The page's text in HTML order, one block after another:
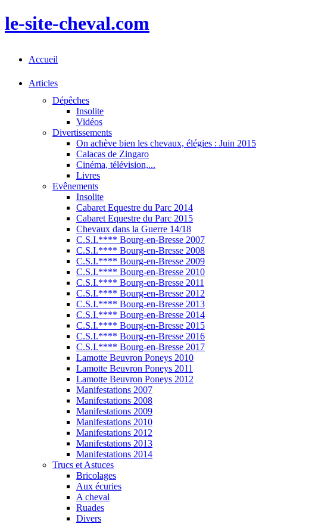
le-site-cheval.com
Accueil
Articles
Dépêches
Insolite
Vidéos
Divertissements
On achève bien les chevaux, élégies : Juin 2015
Calacas de Zingaro
Cinéma, télévision,...
Livres
Evênements
Insolite
Cabaret Equestre du Parc 2014
Cabaret Equestre du Parc 2015
Chevaux dans la Guerre 14/18
C.S.I.**** Bourg-en-Bresse 2007
C.S.I.**** Bourg-en-Bresse 2008
C.S.I.**** Bourg-en-Bresse 2009
C.S.I.**** Bourg-en-Bresse 2010
C.S.I.**** Bourg-en-Bresse 2011
C.S.I.**** Bourg-en-Bresse 2012
C.S.I.**** Bourg-en-Bresse 2013
C.S.I.**** Bourg-en-Bresse 2014
C.S.I.**** Bourg-en-Bresse 2015
C.S.I.**** Bourg-en-Bresse 2016
C.S.I.**** Bourg-en-Bresse 2017
Lamotte Beuvron Poneys 2010
Lamotte Beuvron Poneys 2011
Lamotte Beuvron Poneys 2012
Manifestations 2007
Manifestations 2008
Manifestations 2009
Manifestations 2010
Manifestations 2012
Manifestations 2013
Manifestations 2014
Trucs et Astuces
Bricolages
Aux écuries
A cheval
Ruades
Divers